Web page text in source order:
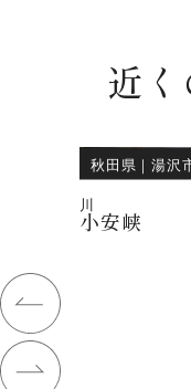
近
秋田県 ｜湯沢
川
小安峡